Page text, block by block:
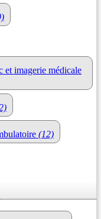
et imagerie médicale
(12)